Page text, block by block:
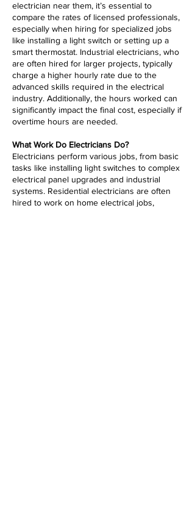
electrician near them, it’s essential to
compare the rates of licensed professionals,
especially when hiring for specialized jobs
like installing a light switch or setting up a
smart thermostat. Industrial electricians, who
are often hired for larger projects, typically
charge a higher hourly rate due to the
advanced skills required in the electrical
industry. Additionally, the hours worked can
significantly impact the final cost, especially if
overtime hours are needed.
What Work Do Electricians Do?
Electricians perform various jobs, from basic
tasks like installing light switches to complex
electrical panel upgrades and industrial
systems. Residential electricians are often
hired to work on home electrical jobs,